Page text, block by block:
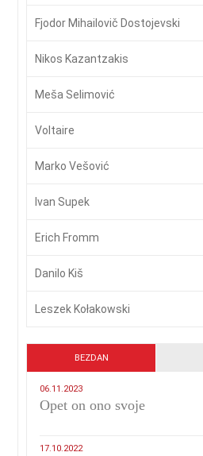
Fjodor Mihailovič Dostojevski
Nikos Kazantzakis
Meša Selimović
Voltaire
Marko Vešović
Ivan Supek
Erich Fromm
Danilo Kiš
Leszek Kołakowski
BEZDAN
06.11.2023
​Opet on ono svoje
17.10.2022